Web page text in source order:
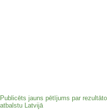
Publicēts jauns pētījums par
atbalstu Latvijā